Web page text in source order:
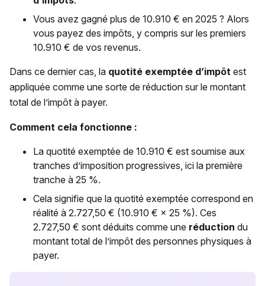
Vous avez gagné plus de 10.910 € en 2025 ? Alors
vous payez des impôts, y compris sur les premiers
10.910 € de vos revenus.
Dans ce dernier cas, la quotité exemptée d’impôt est
appliquée comme une sorte de réduction sur le montant
total de l’impôt à payer.
Comment cela fonctionne :
La quotité exemptée de 10.910 € est soumise aux
tranches d’imposition progressives, ici la première
tranche à 25 %.
Cela signifie que la quotité exemptée correspond en
réalité à 2.727,50 € (10.910 € × 25 %). Ces
2.727,50 € sont déduits comme une réduction du
montant total de l’impôt des personnes physiques à
payer.